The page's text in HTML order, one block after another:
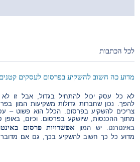
לכל הכתבות
מדוע כה חשוב להשקיע בפרסום לעסקים קטנים
לא כל עסק יכול להתחיל בגדול, אבל זו לא
להפך. נכון שחברות גדולות משקיעות המון
צריכים להשקיע בפרסום. הכלל הוא פשוט –
מתוך ההכנסות, שיושקע בפרסום. וכיום,
באינטרנט. יש המון אפשרויות פרסום
מדוע כל כך חשוב להשקיע בכך, גם אם